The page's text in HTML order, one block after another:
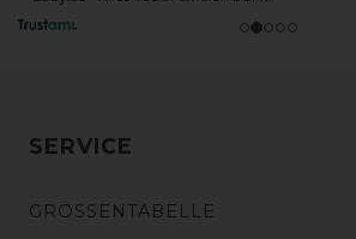
SERVICE
GRÖSSENTABELLE